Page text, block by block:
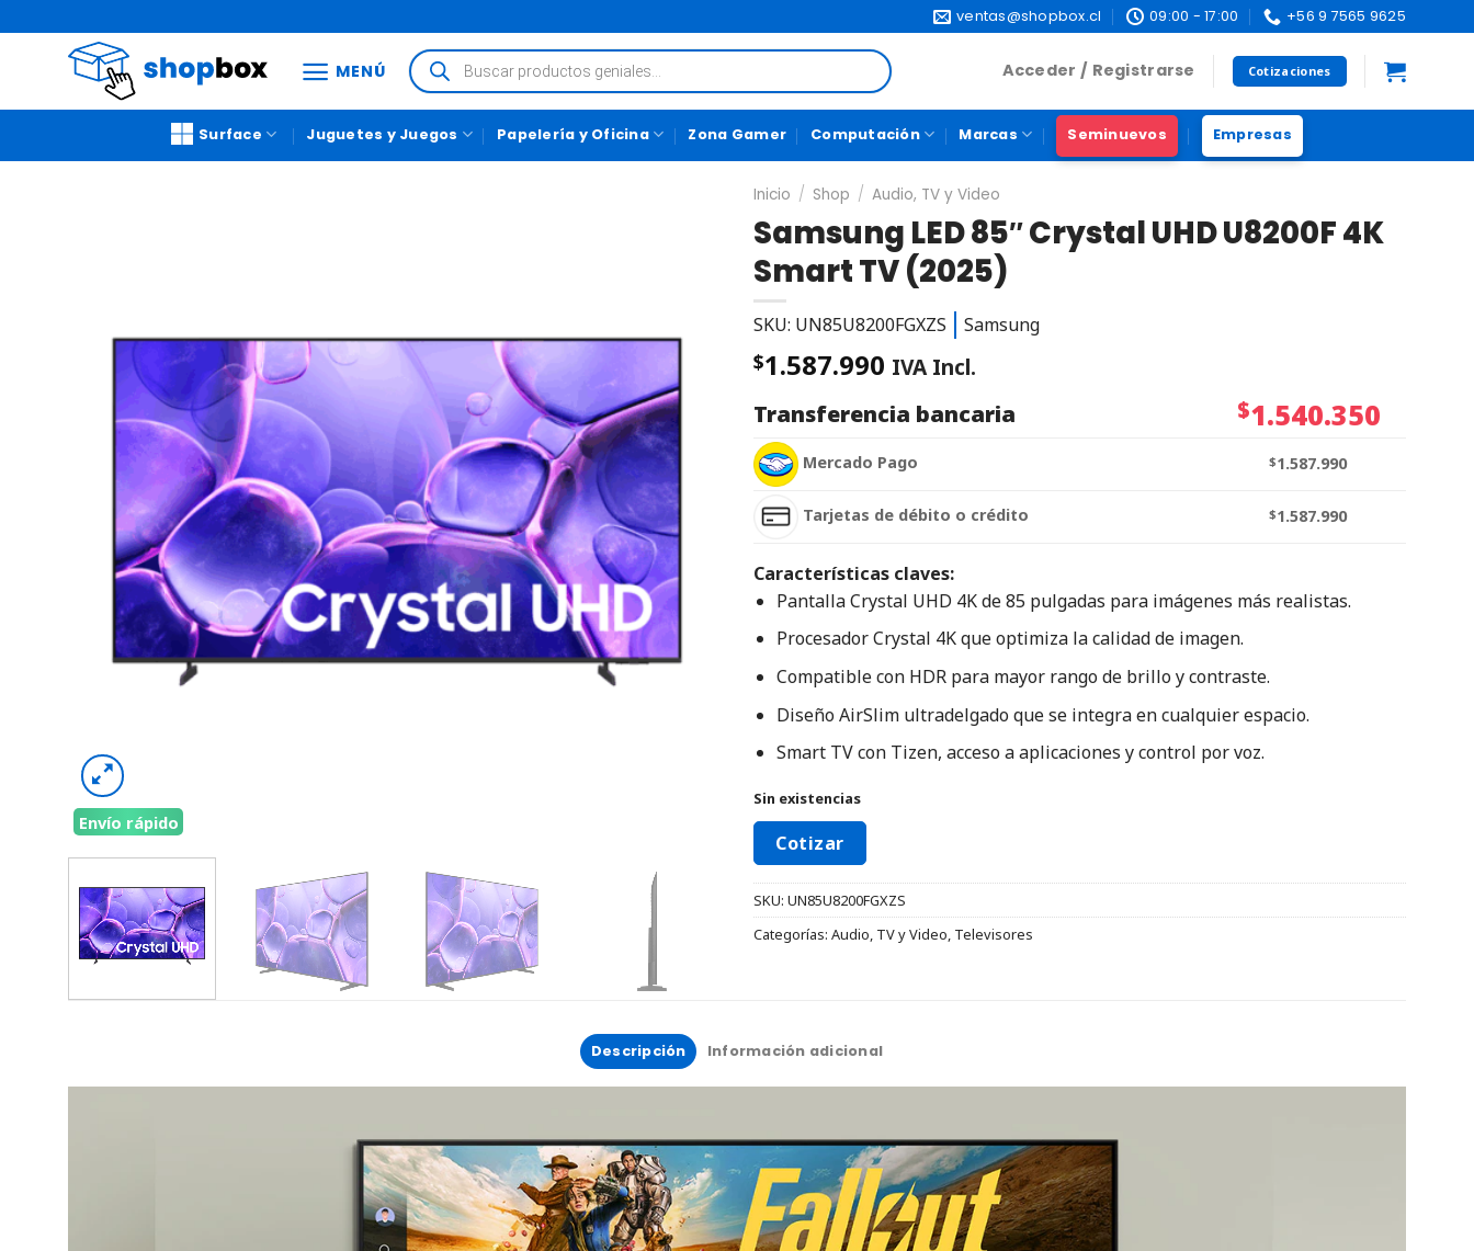
ventas@shopbox.cl 09:00 - 17:00 +56 9 7565 9625
MENÚ Acceder / Registrarse Cotizaciones
Surface Juguetes y Juegos Papelería y Oficina Zona Gamer Computación Marcas Seminuevos Empresas
Envío rápido
Inicio / Shop / Audio, TV y Video
Samsung LED 85″ Crystal UHD U8200F 4K
Smart TV (2025)
SKU: UN85U8200FGXZS Samsung
$1.587.990 IVA Incl.
Transferencia bancaria
$1.540.350
Mercado Pago $1.587.990
Tarjetas de débito o crédito $1.587.990
Características claves:
Pantalla Crystal UHD 4K de 85 pulgadas para imágenes más realistas.
Procesador Crystal 4K que optimiza la calidad de imagen.
Compatible con HDR para mayor rango de brillo y contraste.
Diseño AirSlim ultradelgado que se integra en cualquier espacio.
Smart TV con Tizen, acceso a aplicaciones y control por voz.
Sin existencias
Cotizar
SKU: UN85U8200FGXZS
Categorías: Audio, TV y Video, Televisores
Descripción Información adicional